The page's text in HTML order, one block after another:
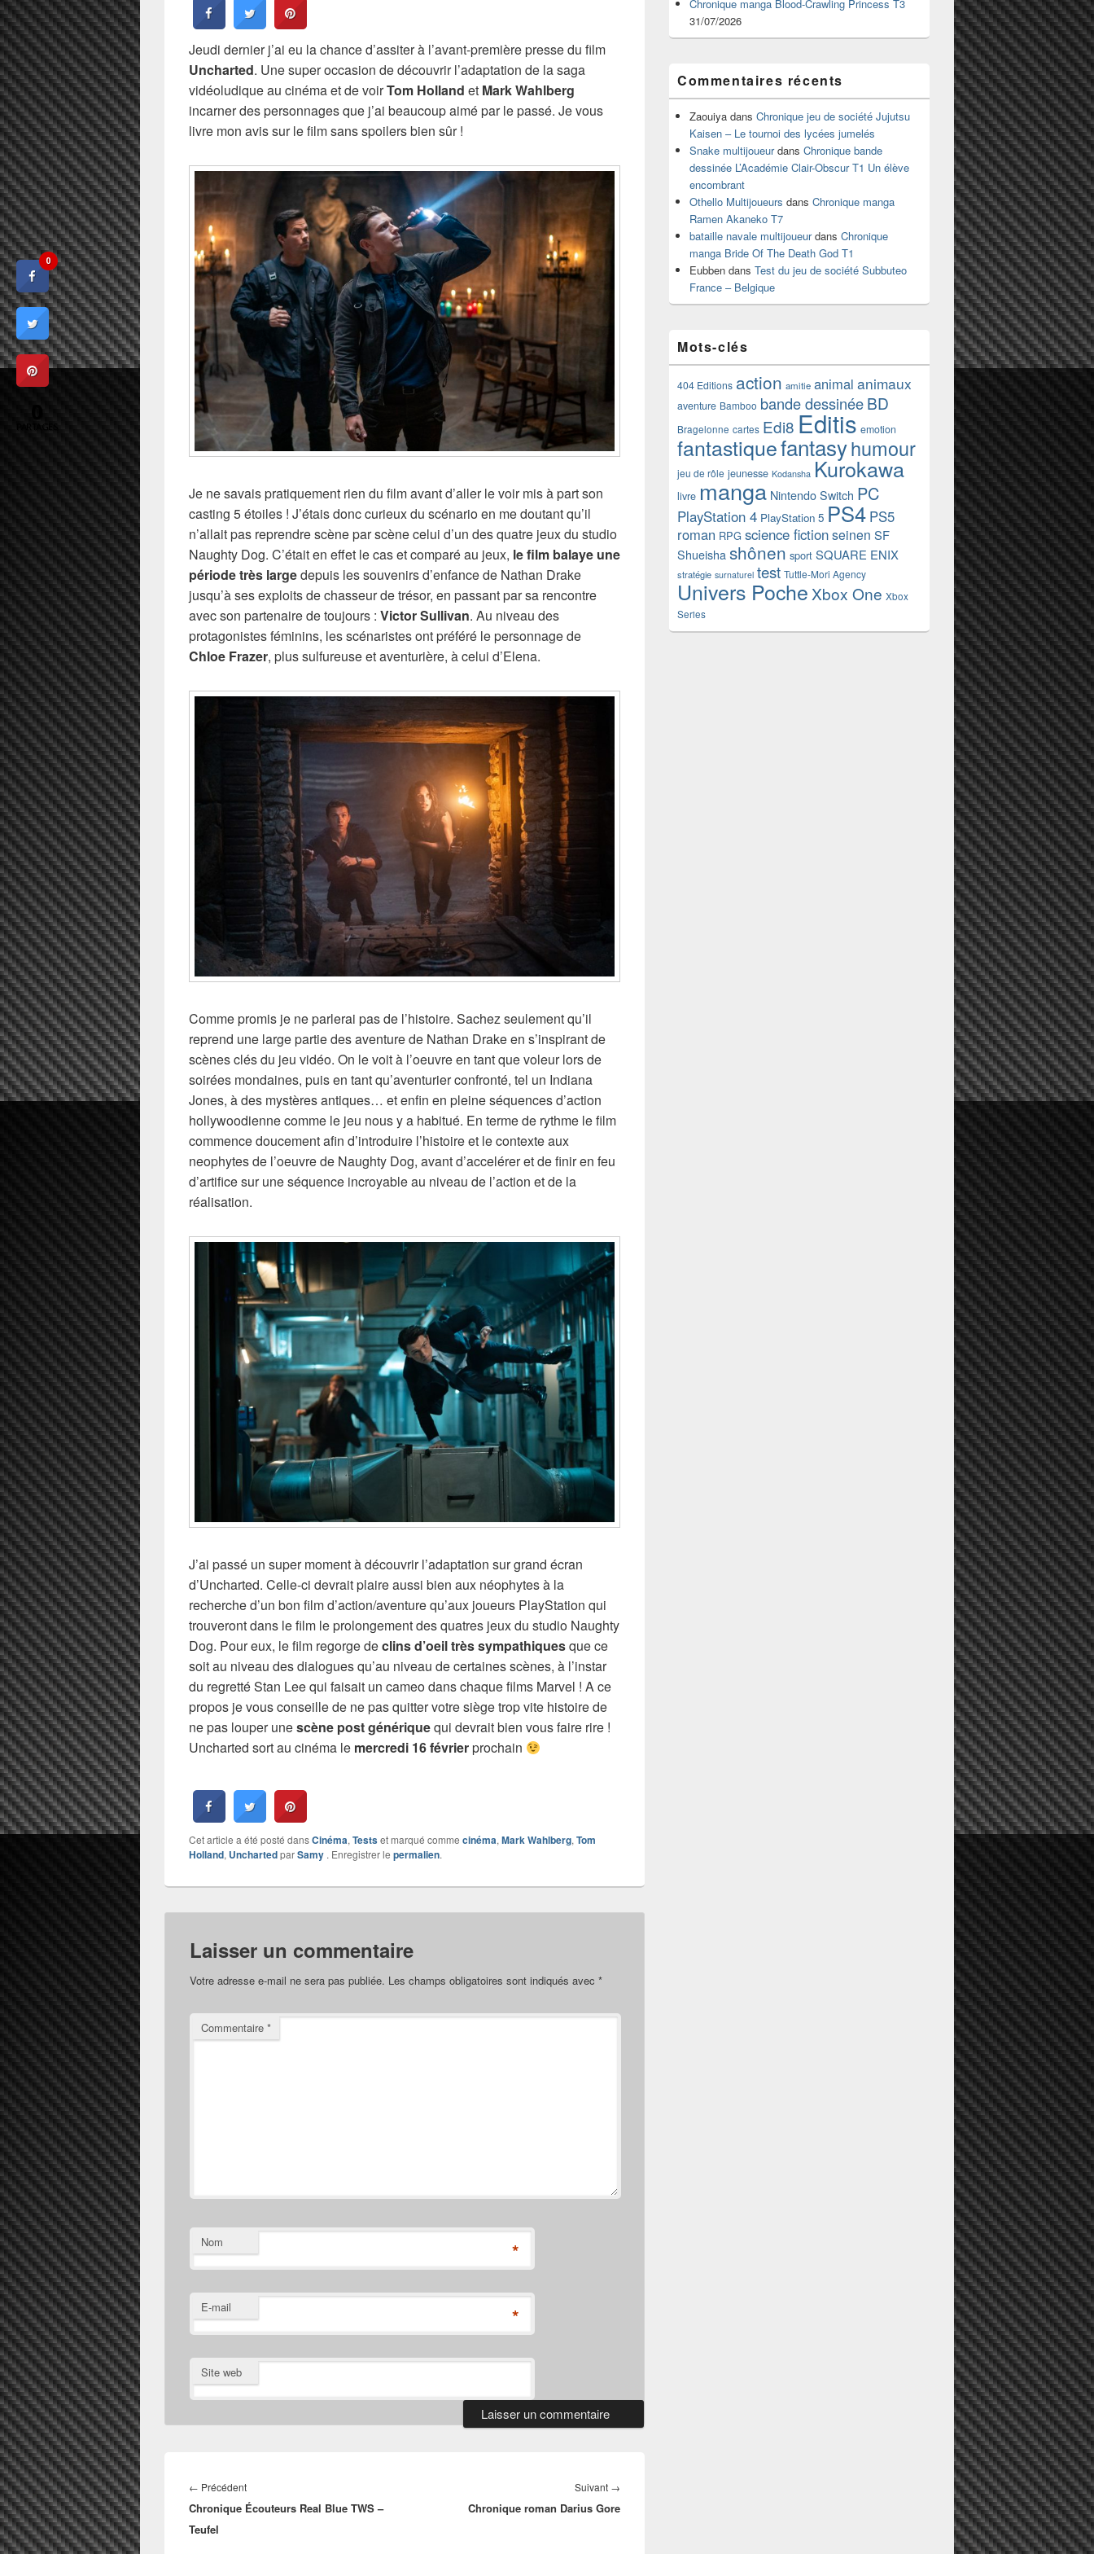
Jeudi dernier j’ai eu la chance d’assiter à l’avant-première presse du film
Uncharted. Une super occasion de découvrir l’adaptation de la saga
vidéoludique au cinéma et de voirTom Holland et Mark Wahlberg
incarner des personnages que j’ai beaucoup aimé par le passé. Je vous
livre mon avis sur le film sans spoilers bien sûr !
Je ne savais pratiquement rien du film avant d’aller le voir mis à part son
casting 5 étoiles ! J’étais donc curieux du scénario en me doutant qu’il
n’allait pas reprendre scène par scène celui d’un des quatre jeux du studio
Naughty Dog. C’était en effet le cas et comparé au jeux, le film balaye une
période très largedepuis les souvenirs d’enfance de Nathan Drake
jusqu’à ses exploits de chasseur de trésor, en passant par sa rencontre
avec son partenaire de toujours : Victor Sullivan. Au niveau des
protagonistes féminins, les scénaristes ont préféré le personnage de
Chloe Frazer, plus sulfureuse et aventurière, à celui d’Elena.
Comme promis je ne parlerai pas de l’histoire. Sachez seulement qu’il
reprend une large partie des aventure de Nathan Drake en s’inspirant de
scènes clés du jeu vidéo. On le voit à l’oeuvre en tant que voleur lors de
soirées mondaines, puis en tant qu’aventurier confronté, tel un Indiana
Jones, à des mystères antiques… et enfin en pleine séquences d’action
hollywoodienne comme le jeu nous y a habitué. En terme de rythme le film
commence doucement afin d’introduire l’histoire et le contexte aux
neophytes de l’oeuvre de Naughty Dog, avant d’accelérer et de finir en feu
d’artifice sur une séquence incroyable au niveau de l’action et de la
réalisation.
J’ai passé un super moment à découvrir l’adaptation sur grand écran
d’Uncharted. Celle-ci devrait plaire aussi bien aux néophytes à la
recherche d’un bon film d’action/aventure qu’aux joueurs PlayStation qui
trouveront dans le film le prolongement des quatres jeux du studio Naughty
Dog. Pour eux, le film regorge declins d’oeil très sympathiquesque ce
soit au niveau des dialogues qu’au niveau de certaines scènes, à l’instar
du regretté Stan Lee qui faisait un cameo dans chaque films Marvel ! A ce
propos je vous conseille de ne pas quitter votre siège trop vite histoire de
ne pas louper unescène post génériquequi devrait bien vous faire rire !
Uncharted sort au cinéma le mercredi 16 févrierprochain
Cet article a été posté dansCinéma, Testset marqué comme cinéma, Mark Wahlberg, Tom
Holland, UnchartedparSamy . Enregistrer le permalien.
Laisser un commentaire
Votre adresse e-mail ne sera pas publiée. Les champs obligatoires sont indiqués avec *
Commentaire *
Nom *
E-mail *
Site web
de
l’article
← PrécédentArticle
précédent :
Chronique Écouteurs Real Blue TWS –
Teufel
Suivant →
suivant :
Chronique roman Darius Gore
Chronique manga Blood-Crawling Princess T3
31/07/2026
Commentaires récents
Zaouiya dans Chronique jeu de société Jujutsu
Kaisen – Le tournoi des lycées jumelés
Snake multijoueurdans Chronique bande
dessinée L’Académie Clair-Obscur T1 Un élève
encombrant
Othello Multijoueurs dans Chronique manga
Ramen Akaneko T7
bataille navale multijoueurdans Chronique
manga Bride Of The Death God T1
Eubben dans Test du jeu de société Subbuteo
France – Belgique
Mots-clés
404 Editions action amitie animal animaux
aventure Bamboo bande dessinéeBD
Bragelonne cartes Edi8 Editis emotion
fantastiquefantasyhumour
jeu de rôle jeunesse Kodansha Kurokawa
livre manga Nintendo Switch PC
PlayStation 4 PlayStation 5 PS4 PS5
roman RPG science fictionseinen SF
Shueisha shônen sport SQUARE ENIX
stratégie surnaturel test Tuttle-Mori Agency
Univers Poche Xbox One Xbox
Series
0